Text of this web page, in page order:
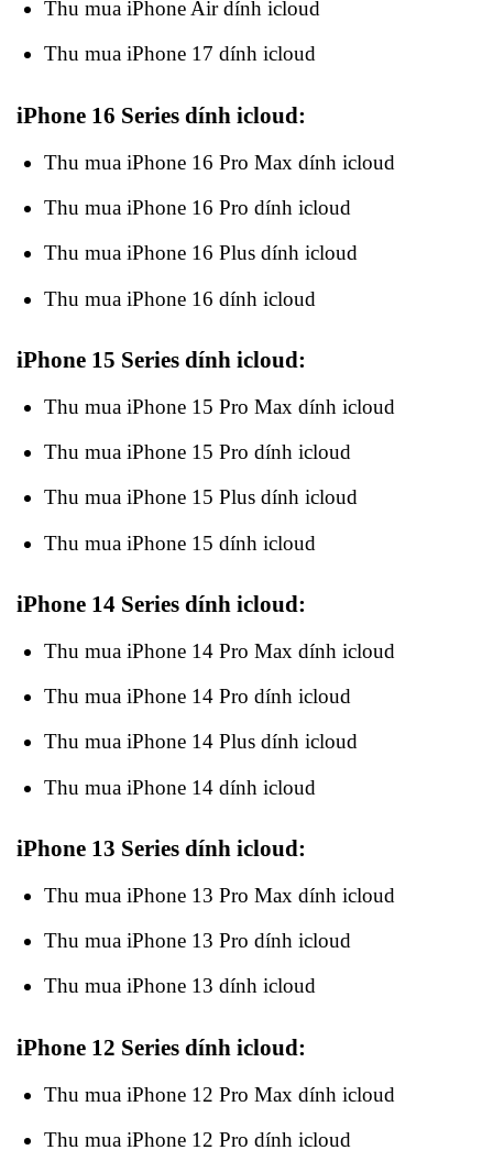
Thu mua iPhone Air dính icloud
Thu mua iPhone 17 dính icloud
iPhone 16 Series dính icloud:
Thu mua iPhone 16 Pro Max dính icloud
Thu mua iPhone 16 Pro dính icloud
Thu mua iPhone 16 Plus dính icloud
Thu mua iPhone 16 dính icloud
iPhone 15 Series dính icloud:
Thu mua iPhone 15 Pro Max dính icloud
Thu mua iPhone 15 Pro dính icloud
Thu mua iPhone 15 Plus dính icloud
Thu mua iPhone 15 dính icloud
iPhone 14 Series dính icloud:
Thu mua iPhone 14 Pro Max dính icloud
Thu mua iPhone 14 Pro dính icloud
Thu mua iPhone 14 Plus dính icloud
Thu mua iPhone 14 dính icloud
iPhone 13 Series dính icloud:
Thu mua iPhone 13 Pro Max dính icloud
Thu mua iPhone 13 Pro dính icloud
Thu mua iPhone 13 dính icloud
iPhone 12 Series dính icloud:
Thu mua iPhone 12 Pro Max dính icloud
Thu mua iPhone 12 Pro dính icloud